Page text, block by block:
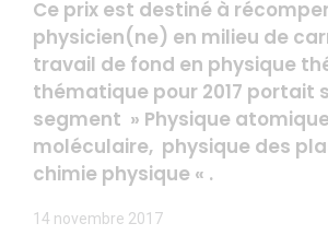
Ce prix est destiné à
physicien(ne) en milieu de
travail de fond en physique
thématique pour 2017 portait
segment » Physique
moléculaire, physique des
chimie physique « .
14 novembre 2017